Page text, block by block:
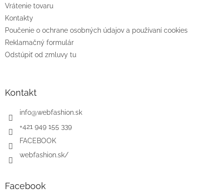
Vrátenie tovaru
Kontakty
Poučenie o ochrane osobných údajov a používaní cookies
Reklamačný formulár
Odstúpiť od zmluvy tu
Kontakt
info@webfashion.sk
+421 949 155 339
FACEBOOK
webfashion.sk/
Facebook